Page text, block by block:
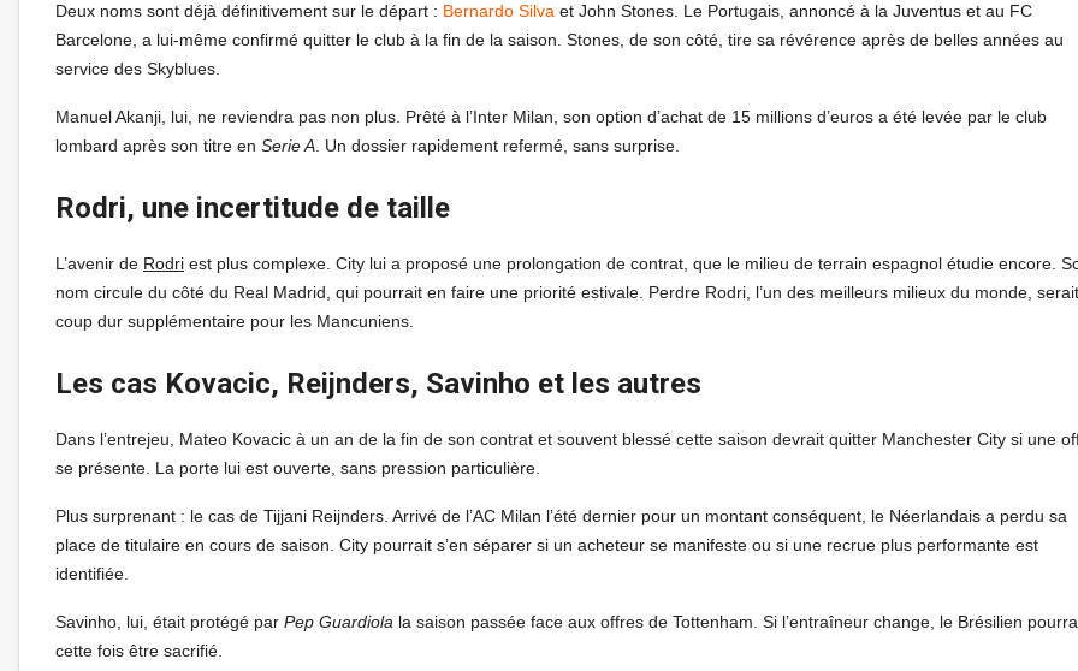
Deux noms sont déjà définitivement sur le départ : Bernardo Silva et John Stones. Le Portugais, annoncé à la Juventus et au FC
Barcelone, a lui-même confirmé quitter le club à la fin de la saison. Stones, de son côté, tire sa révérence après de belles années au
service des Skyblues.
Manuel Akanji, lui, ne reviendra pas non plus. Prêté à l’Inter Milan, son option d’achat de 15 millions d’euros a été levée par le club
lombard après son titre en Serie A . Un dossier rapidement refermé, sans surprise.
Rodri, une incertitude de taille
L’avenir de Rodri est plus complexe. City lui a proposé une prolongation de contrat, que le milieu de terrain espagnol étudie encore.
nom circule du côté du Real Madrid, qui pourrait en faire une priorité estivale. Perdre Rodri, l’un des meilleurs milieux du monde,
coup dur supplémentaire pour les Mancuniens.
Les cas Kovacic, Reijnders, Savinho et les autres
Dans l’entrejeu, Mateo Kovacic à un an de la fin de son contrat et souvent blessé cette saison devrait quitter Manchester City si une
se présente. La porte lui est ouverte, sans pression particulière.
Plus surprenant : le cas de Tijjani Reijnders. Arrivé de l’AC Milan l’été dernier pour un montant conséquent, le Néerlandais a perdu sa
place de titulaire en cours de saison. City pourrait s’en séparer si un acheteur se manifeste ou si une recrue plus performante est
identifiée.
Savinho, lui, était protégé par Pep Guardiola la saison passée face aux offres de Tottenham. Si l’entraîneur change, le Brésilien
cette fois être sacrifié.